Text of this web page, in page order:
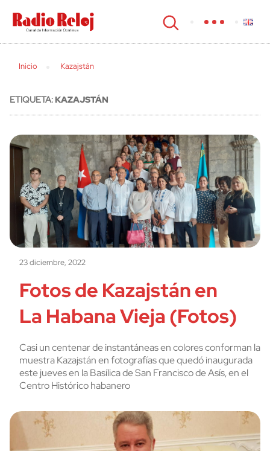
cerrar
Inicio Kazajstán
ETIQUETA:KAZAJSTÁN
23 diciembre, 2022
Fotos de Kazajstán en
La Habana Vieja (Fotos)
Casi un centenar de instantáneas en colores conforman la
muestra Kazajstán en fotografías que quedó inaugurada
este jueves en la Basílica de San Francisco de Asís, en el
Centro Histórico habanero